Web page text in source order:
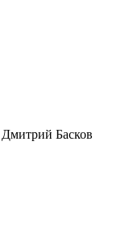
Дмитрий Басков